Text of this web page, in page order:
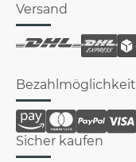
Versand
Bezahlmöglichkeit
Sicher kaufen